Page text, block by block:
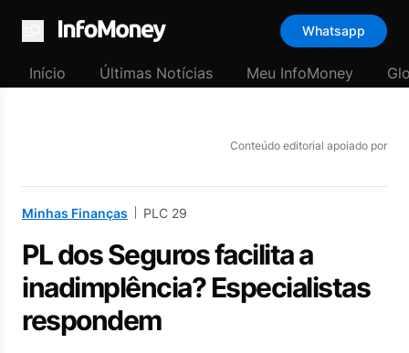
Menu
Whatsapp
Início Últimas Notícias Meu InfoMoney
Conteúdo editorial apoiado por
Minhas Finanças PLC 29
PL dos Seguros facilita a
inadimplência? Especialistas
respondem